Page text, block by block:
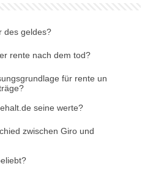
des geldes?
rente nach dem tod?
für rente un
seine werte?
zwischen Giro und